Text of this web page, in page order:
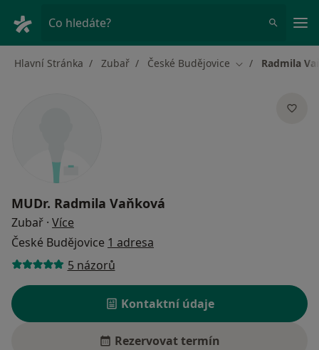
Co hledáte?
Hlavní Stránka Zubař České Budějovice Změna města
Radmila
MUDr. Radmila Vaňková
Zubař · Více
České Budějovice 1 adresa
5 názorů
Kontaktní údaje
Rezervovat termín